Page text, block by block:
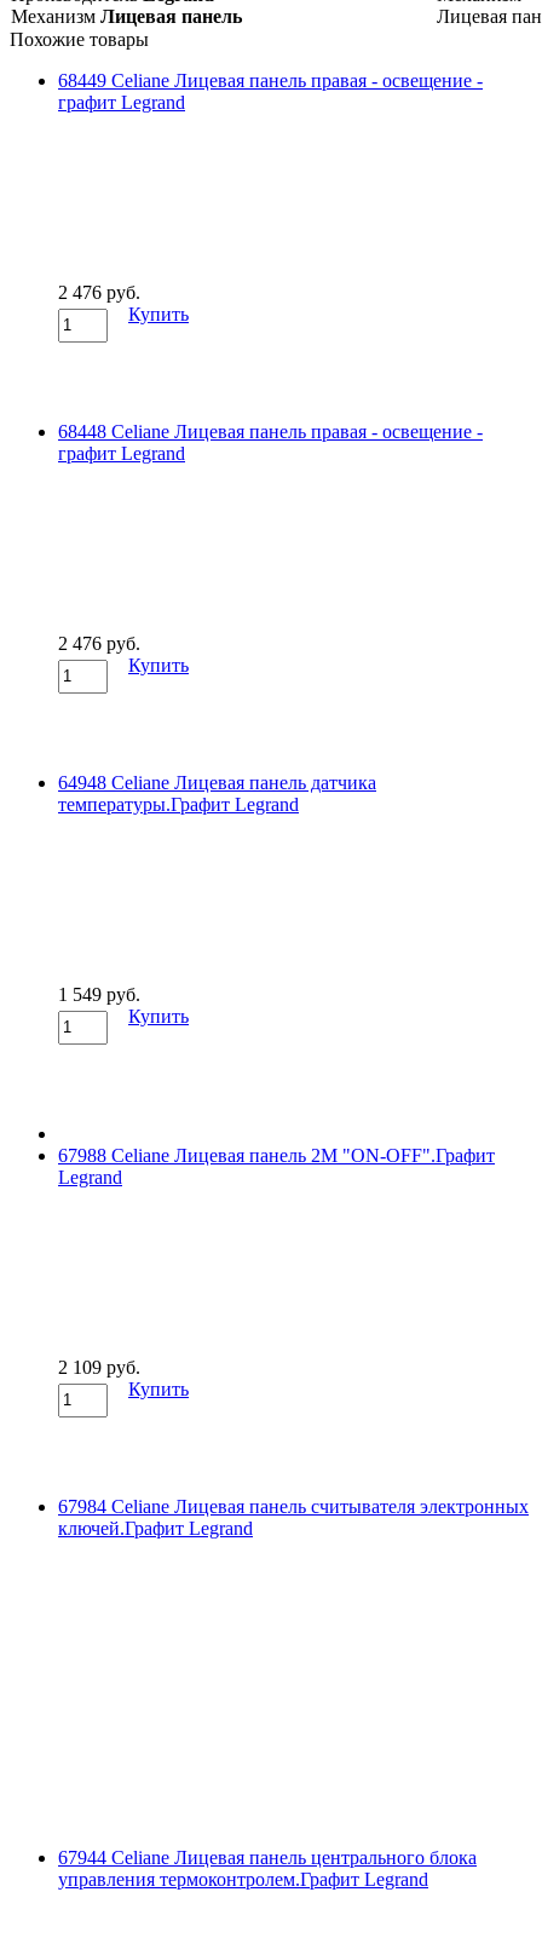
Лицевая
Механизм Лицевая панель
Похожие товары
68449 Celiane Лицевая панель правая - освещение -
графит Legrand
2 476 руб.
Купить
68448 Celiane Лицевая панель правая - освещение -
графит Legrand
2 476 руб.
Купить
64948 Celiane Лицевая панель датчика
температуры.Графит Legrand
1 549 руб.
Купить
67988 Celiane Лицевая панель 2М "ON-OFF".Графит
Legrand
2 109 руб.
Купить
67984 Celiane Лицевая панель считывателя электронных
ключей.Графит Legrand
67944 Celiane Лицевая панель центрального блока
управления термоконтролем.Графит Legrand